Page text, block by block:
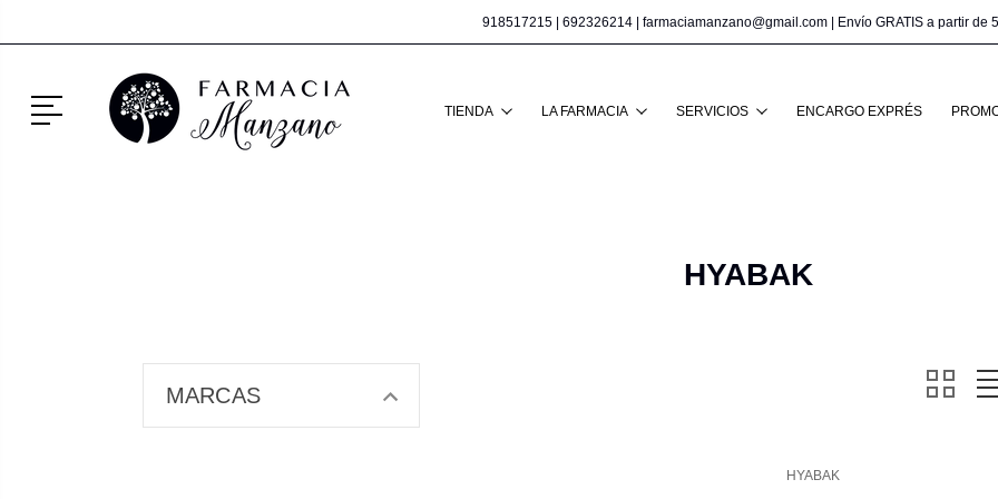
918517215 692326214 farmaciamanzano@gmail.com | Envío GRATIS a partir de
Menú TIENDA LA FARMACIA SERVICIOS ENCARGO EXPRÉS
HYABAK
MARCAS
HYABAK